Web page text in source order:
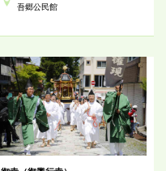
吾郷公民館